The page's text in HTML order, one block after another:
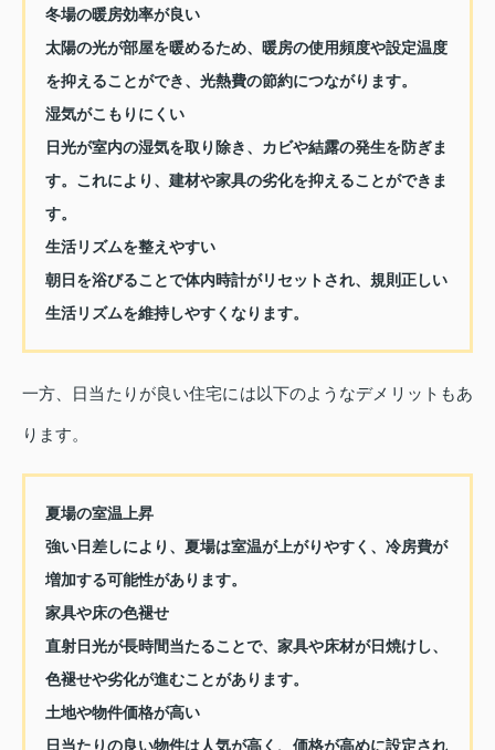
冬場の暖房効率が良い
太陽の光が部屋を暖めるため、暖房の使用頻度や設定温度
を抑えることができ、光熱費の節約につながります。
湿気がこもりにくい
日光が室内の湿気を取り除き、カビや結露の発生を防ぎま
す。これにより、建材や家具の劣化を抑えることができま
す。
生活リズムを整えやすい
朝日を浴びることで体内時計がリセットされ、規則正しい
生活リズムを維持しやすくなります。
一方、日当たりが良い住宅には以下のようなデメリットもあ
ります。
夏場の室温上昇
強い日差しにより、夏場は室温が上がりやすく、冷房費が
増加する可能性があります。
家具や床の色褪せ
直射日光が長時間当たることで、家具や床材が日焼けし、
色褪せや劣化が進むことがあります。
土地や物件価格が高い
日当たりの良い物件は人気が高く、価格が高めに設定され